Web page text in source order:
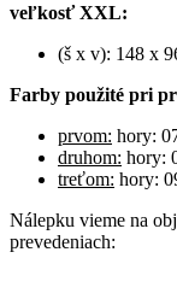
veľkosť XXL:
(š x v): 148 x
Farby použité pri
prvom: hory:
druhom: hory:
treťom: hory:
Nálepku vieme na
prevedeniach: